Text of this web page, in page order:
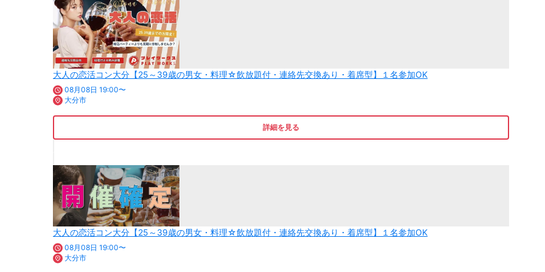
大人の恋活コン大分【25～39歳の男女・料理☆飲放題付・連絡先交換あり・着席型】１名参加OK
08月08日 19:00〜
大分市
詳細を見る
大人の恋活コン大分【25～39歳の男女・料理☆飲放題付・連絡先交換あり・着席型】１名参加OK
08月08日 19:00〜
大分市